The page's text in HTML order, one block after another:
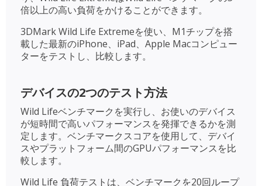
倍以上の高い負荷をかけることができます。
3DMark Wild Life Extremeを使い、M1チップを搭
載した最新のiPhone、iPad、Apple Macコンピュー
ターをテストし、比較します。
デバイスの2つのテスト方法
Wild Lifeベンチマークを実行し、お使いのデバイス
が短時間で高いパフォーマンスを発揮できるかを測
定します。ベンチマークスコアを使用して、デバイ
スやプラットフォーム間のGPUパフォーマンスを比
較します。
Wild Life 負荷テストは、ベンチマークを20回ループ